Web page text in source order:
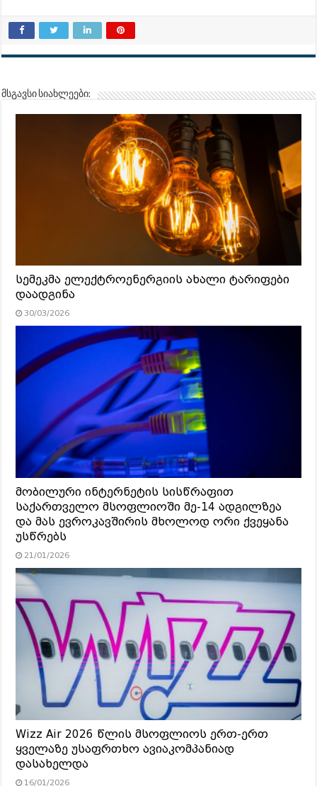
მსგავსი სიახლეები:
სემეკმა ელექტროენერგიის ახალი ტარიფები
დაადგინა
30/03/2026
მობილური ინტერნეტის სისწრაფით
საქართველო მსოფლიოში მე-14 ადგილზეა
და მას ევროკავშირის მხოლოდ ორი ქვეყანა
უსწრებს
21/01/2026
Wizz Air 2026 წლის მსოფლიოს ერთ-ერთ
ყველაზე უსაფრთხო ავიაკომპანიად
დასახელდა
16/01/2026